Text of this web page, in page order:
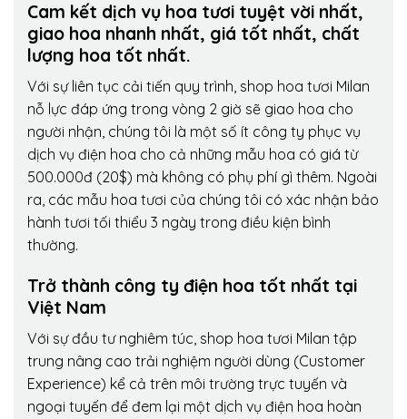
Cam kết dịch vụ hoa tươi tuyệt vời nhất,
giao hoa nhanh nhất, giá tốt nhất, chất
lượng hoa tốt nhất.
Với sự liên tục cải tiến quy trình, shop hoa tươi Milan
nỗ lực đáp ứng trong vòng 2 giờ sẽ giao hoa cho
người nhận, chúng tôi là một số ít công ty phục vụ
dịch vụ điện hoa cho cả những mẫu hoa có giá từ
500.000đ (20$) mà không có phụ phí gì thêm. Ngoài
ra, các mẫu hoa tươi của chúng tôi có xác nhận bảo
hành tươi tối thiểu 3 ngày trong điều kiện bình
thường.
Trở thành công ty điện hoa tốt nhất tại
Việt Nam
Với sự đầu tư nghiêm túc, shop hoa tươi Milan tập
trung nâng cao trải nghiệm người dùng (Customer
Experience) kể cả trên môi trường trực tuyến và
ngoại tuyến để đem lại một dịch vụ điện hoa hoàn